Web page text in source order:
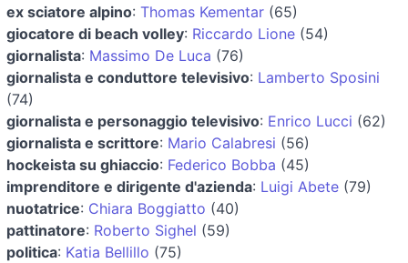
ex sciatore alpino: Thomas Kementar (65)
giocatore di beach volley: Riccardo Lione (54)
giornalista: Massimo De Luca (76)
giornalista e conduttore televisivo: Lamberto Sposini
(74)
giornalista e personaggio televisivo: Enrico Lucci (62)
giornalista e scrittore: Mario Calabresi (56)
hockeista su ghiaccio: Federico Bobba (45)
imprenditore e dirigente d'azienda: Luigi Abete (79)
nuotatrice: Chiara Boggiatto (40)
pattinatore: Roberto Sighel (59)
politica: Katia Bellillo (75)